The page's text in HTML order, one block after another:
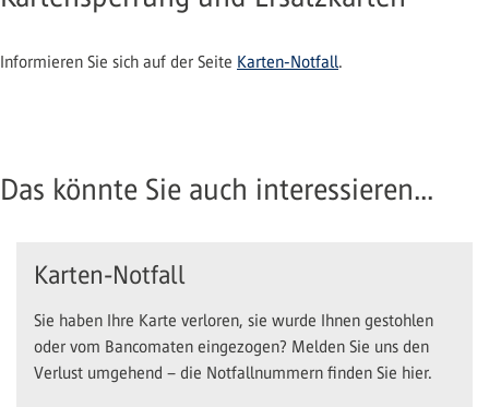
Informieren Sie sich auf der Seite Karten-Notfall.
Das könnte Sie auch interessieren...
Karten-Notfall
Sie haben Ihre Karte verloren, sie wurde Ihnen gestohlen
oder vom Bancomaten eingezogen? Melden Sie uns den
Verlust umgehend – die Notfallnummern finden Sie hier.